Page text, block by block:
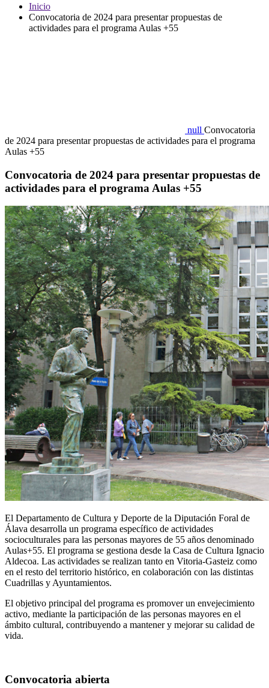
Inicio
Convocatoria de 2024 para presentar propuestas de
actividades para el programa Aulas +55
null Convocatoria
de 2024 para presentar propuestas de actividades para el programa
Aulas +55
Convocatoria de 2024 para presentar propuestas de
actividades para el programa Aulas +55
El Departamento de Cultura y Deporte de la Diputación Foral de
Álava desarrolla un programa específico de actividades
socioculturales para las personas mayores de 55 años denominado
Aulas+55. El programa se gestiona desde la Casa de Cultura Ignacio
Aldecoa. Las actividades se realizan tanto en Vitoria-Gasteiz como
en el resto del territorio histórico, en colaboración con las distintas
Cuadrillas y Ayuntamientos.
El objetivo principal del programa es promover un envejecimiento
activo, mediante la participación de las personas mayores en el
ámbito cultural, contribuyendo a mantener y mejorar su calidad de
vida.
Convocatoria abierta